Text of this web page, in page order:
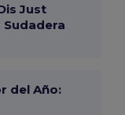
Just
Sudadera
del Año: